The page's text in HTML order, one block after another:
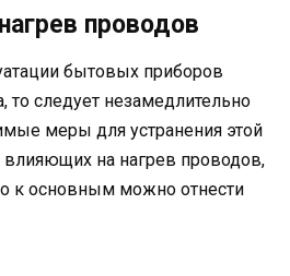
проводов
бытовых приборов
то следует незамедлительно
меры для устранения этой
на нагрев проводов,
к основным можно отнести